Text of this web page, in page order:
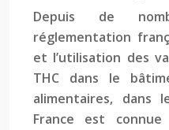
Depuis de
réglementation
et l’utilisation des
THC dans le
alimentaires, dans
France est